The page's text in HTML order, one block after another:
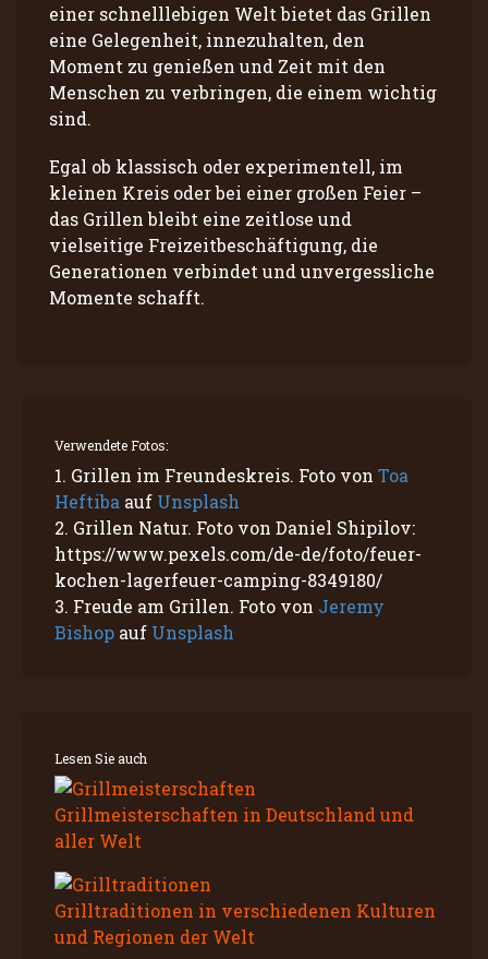
einer schnelllebigen Welt bietet das Grillen
eine Gelegenheit, innezuhalten, den
Moment zu genießen und Zeit mit den
Menschen zu verbringen, die einem wichtig
sind.
Egal ob klassisch oder experimentell, im
kleinen Kreis oder bei einer großen Feier –
das Grillen bleibt eine zeitlose und
vielseitige Freizeitbeschäftigung, die
Generationen verbindet und unvergessliche
Momente schafft.
Verwendete Fotos:
1. Grillen im Freundeskreis. Foto von Toa
Heftiba auf Unsplash
2. Grillen Natur. Foto von Daniel Shipilov:
https://www.pexels.com/de-de/foto/feuer-
kochen-lagerfeuer-camping-8349180/
3. Freude am Grillen. Foto von Jeremy
Bishop auf Unsplash
Lesen Sie auch
Grillmeisterschaften in Deutschland und
aller Welt
Grilltraditionen in verschiedenen Kulturen
und Regionen der Welt